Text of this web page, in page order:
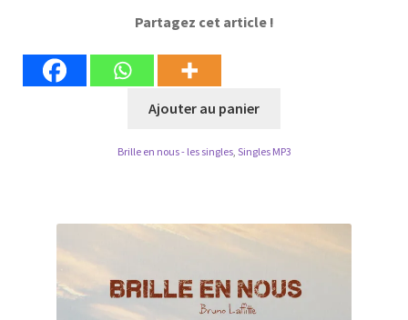
Partagez cet article !
Ajouter au panier
Brille en nous - les singles, Singles MP3